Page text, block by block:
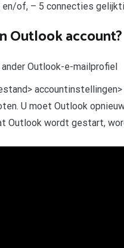
of, – 5 connecties
Outlook account?
ander Outlook-e-mailprofiel
U moet Outlook
Outlook wordt gestart,